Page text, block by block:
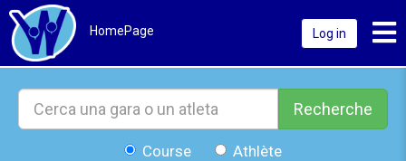
HomePage Log in
Recherche
Course Athlète